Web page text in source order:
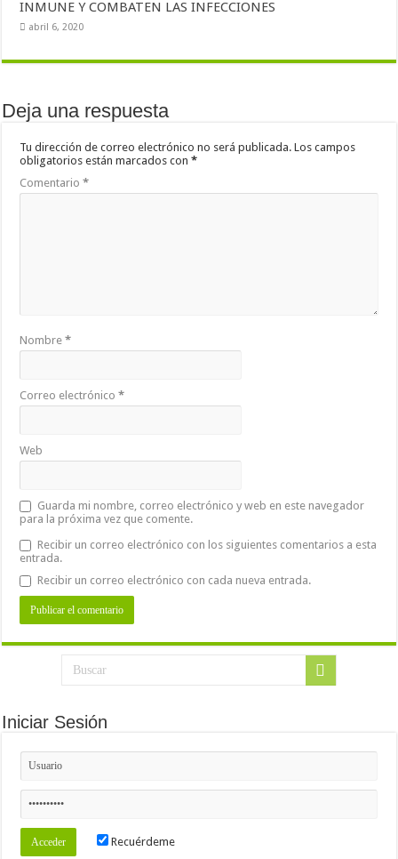
INMUNE Y COMBATEN LAS INFECCIONES
abril 6, 2020
Deja una respuesta
Tu dirección de correo electrónico no será publicada. Los campos
obligatorios están marcados con*
Comentario*
Nombre*
Correo electrónico*
Web
Guarda mi nombre, correo electrónico y web en este navegador
para la próxima vez que comente.
Recibir un correo electrónico con los siguientes comentarios a esta
entrada.
Recibir un correo electrónico con cada nueva entrada.
Iniciar Sesión
Recuérdeme